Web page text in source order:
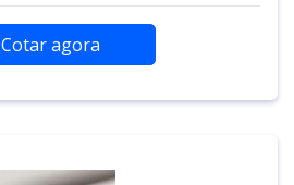
Cotar agora